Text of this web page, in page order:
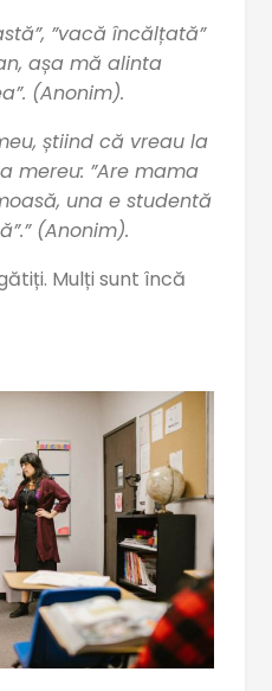
”vacă încălțată”
așa mă alinta
(Anonim).
știind că vreau la
mereu: ”Are mama
una e studentă
(Anonim).
Mulți sunt încă